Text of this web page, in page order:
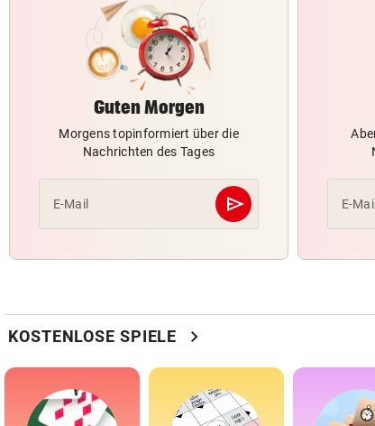
Guten Morgen
Morgens topinformiert über die
Nachrichten des Tages
E-Mail send
Abschicken E-Mail
KOSTENLOSE SPIELE chevron_right